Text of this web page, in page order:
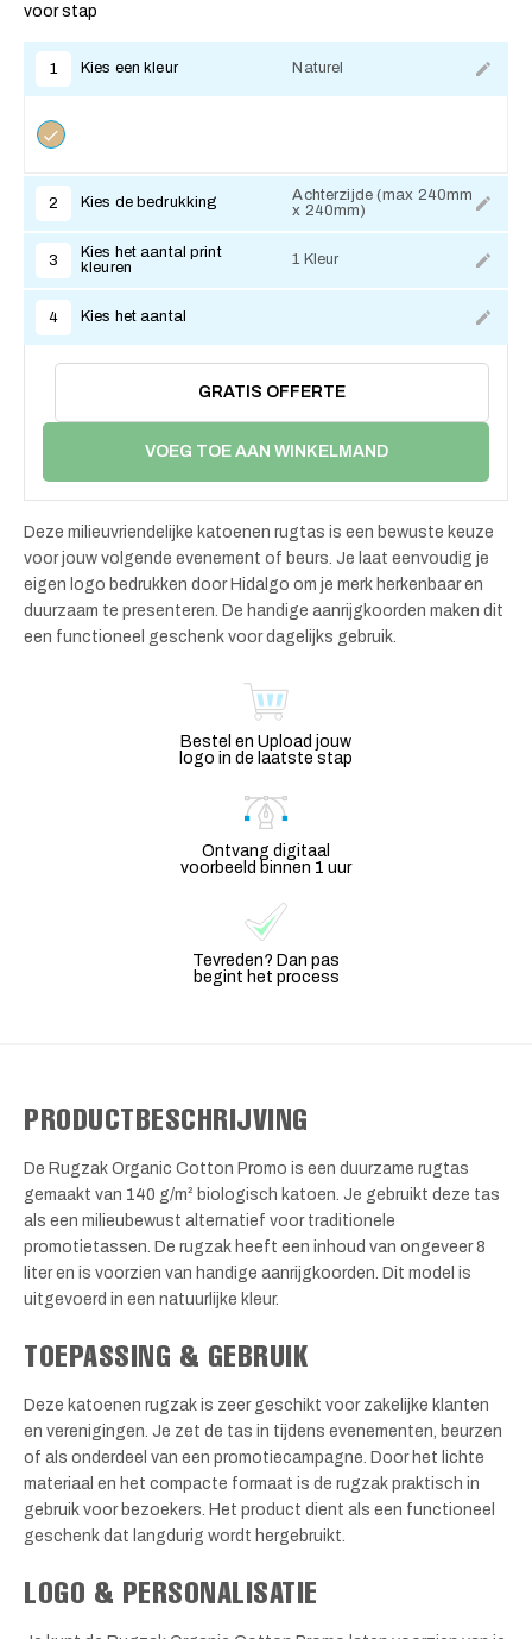
voor stap
1 Kies een kleur Naturel
2 Kies de bedrukking
Achterzijde (max 240mm
x 240mm)
3
Kies het aantal print
kleuren
1 Kleur
4 Kies het aantal
GRATIS OFFERTE
VOEG TOE AAN WINKELMAND
Deze milieuvriendelijke katoenen rugtas is een bewuste keuze
voor jouw volgende evenement of beurs. Je laat eenvoudig je
eigen logo bedrukken door Hidalgo om je merk herkenbaar en
duurzaam te presenteren. De handige aanrijgkoorden maken dit
een functioneel geschenk voor dagelijks gebruik.
Bestel en Upload jouw
logo in de laatste stap
Ontvang digitaal
voorbeeld binnen 1 uur
Tevreden? Dan pas
begint het process
PRODUCTBESCHRIJVING
De Rugzak Organic Cotton Promo is een duurzame rugtas
gemaakt van 140 g/m² biologisch katoen. Je gebruikt deze tas
als een milieubewust alternatief voor traditionele
promotietassen. De rugzak heeft een inhoud van ongeveer 8
liter en is voorzien van handige aanrijgkoorden. Dit model is
uitgevoerd in een natuurlijke kleur.
TOEPASSING & GEBRUIK
Deze katoenen rugzak is zeer geschikt voor zakelijke klanten
en verenigingen. Je zet de tas in tijdens evenementen, beurzen
of als onderdeel van een promotiecampagne. Door het lichte
materiaal en het compacte formaat is de rugzak praktisch in
gebruik voor bezoekers. Het product dient als een functioneel
geschenk dat langdurig wordt hergebruikt.
LOGO & PERSONALISATIE